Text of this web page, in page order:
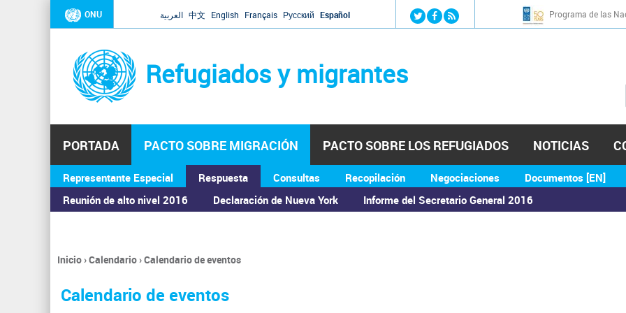
Jump to navigation
ONU العربية 中文 English Français Русский Español Programa de las
Refugiados y migrantes
PORTADA PACTO SOBRE MIGRACIÓN
Representante Especial
Respuesta
Reunión de alto nivel 2016
Declaración de Nueva York Informe del Secretario General 2016
Consultas Recopilación Negociaciones Documentos [EN]
PACTO SOBRE LOS REFUGIADOS NOTICIAS
ASAMBLEA GENERAL
Se
encuentra
usted
Inicio›Calendario›Calendario de eventos
Calendario de eventos